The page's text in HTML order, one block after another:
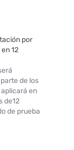
por
12
de los
en
de12
de prueba
y las